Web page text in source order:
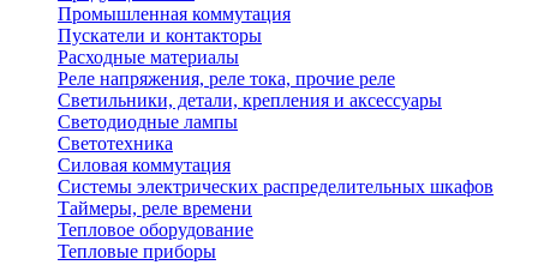
Промышленная коммутация
Пускатели и контакторы
Расходные материалы
Реле напряжения, реле тока, прочие реле
Светильники, детали, крепления и аксессуары
Светодиодные лампы
Светотехника
Силовая коммутация
Системы электрических распределительных шкафов
Таймеры, реле времени
Тепловое оборудование
Тепловые приборы